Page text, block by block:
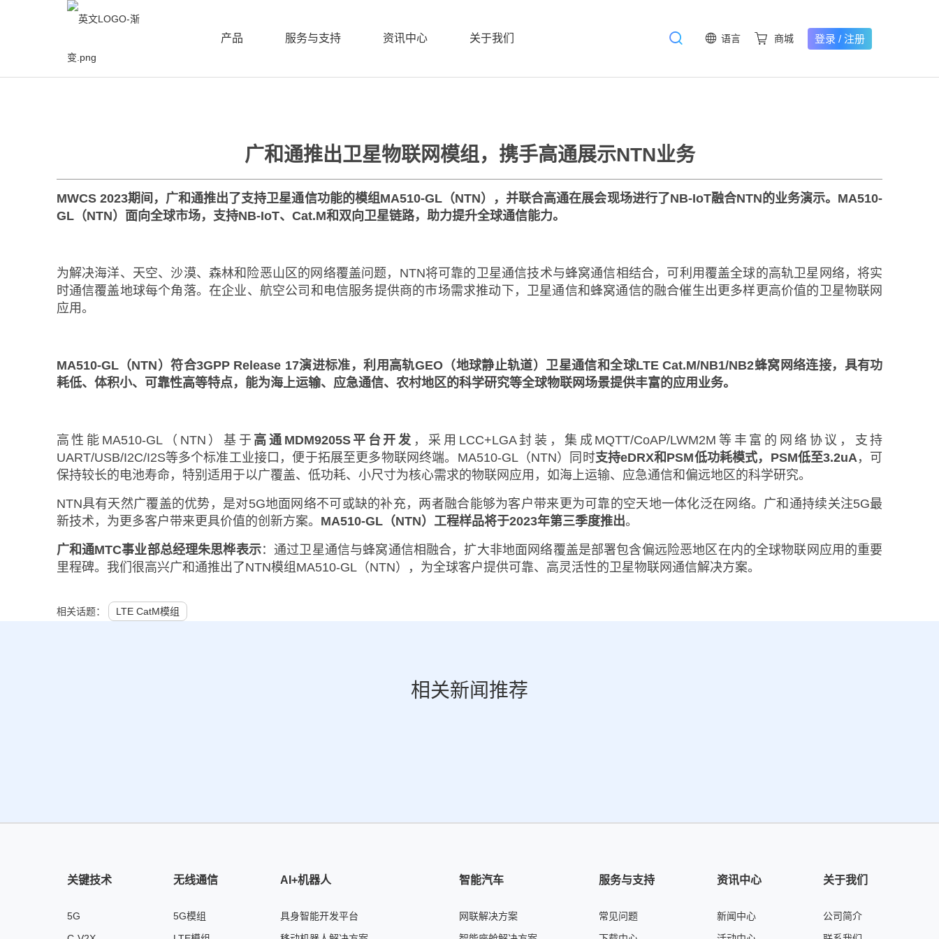
产品 服务与支持 资讯中心 关于我们 语言 商城 登录 /注册
广和通推出卫星物联网模组，携手高通展示NTN业务
MWCS 2023期间，广和通推出了支持卫星通信功能的模组MA510-GL（NTN），并联合高通在展会现场进行了NB-IoT融合NTN的业务演示。MA510-
GL（NTN）面向全球市场，支持NB-IoT、Cat.M和双向卫星链路，助力提升全球通信能力。
为解决海洋、天空、沙漠、森林和险恶山区的网络覆盖问题，NTN将可靠的卫星通信技术与蜂窝通信相结合，可利用覆盖全球的高轨卫星网络，将实
时通信覆盖地球每个角落。在企业、航空公司和电信服务提供商的市场需求推动下，卫星通信和蜂窝通信的融合催生出更多样更高价值的卫星物联网
应用。
MA510-GL（NTN）符合3GPP Release 17演进标准，利用高轨GEO（地球静止轨道）卫星通信和全球LTE Cat.M/NB1/NB2蜂窝网络连接，具有功
耗低、体积小、可靠性高等特点，能为海上运输、应急通信、农村地区的科学研究等全球物联网场景提供丰富的应用业务。
高性能MA510-GL（NTN）基于 高通MDM9205S平台开发 ，采用LCC+LGA封装，集成MQTT/CoAP/LWM2M等丰富的网络协议，支持
UART/USB/I2C/I2S等多个标准工业接口，便于拓展至更多物联网终端。MA510-GL（NTN）同时支持eDRX和PSM低功耗模式，PSM低至3.2uA，可
保持较长的电池寿命，特别适用于以广覆盖、低功耗、小尺寸为核心需求的物联网应用，如海上运输、应急通信和偏远地区的科学研究。
NTN具有天然广覆盖的优势，是对5G地面网络不可或缺的补充，两者融合能够为客户带来更为可靠的空天地一体化泛在网络。广和通持续关注5G最
新技术，为更多客户带来更具价值的创新方案。 MA510-GL（NTN）工程样品将于2023年第三季度推出。
广和通MTC事业部总经理朱思桦表示：通过卫星通信与蜂窝通信相融合，扩大非地面网络覆盖是部署包含偏远险恶地区在内的全球物联网应用的重要
里程碑。我们很高兴广和通推出了NTN模组MA510-GL（NTN），为全球客户提供可靠、高灵活性的卫星物联网通信解决方案。
相关话题： LTE CatM模组
相关新闻推荐
关键技术
5G
无线通信
5G模组
AI+机器人
具身智能开发平台
智能汽车
网联解决方案
服务与支持
常见问题
资讯中心
新闻中心
关于我们
公司简介